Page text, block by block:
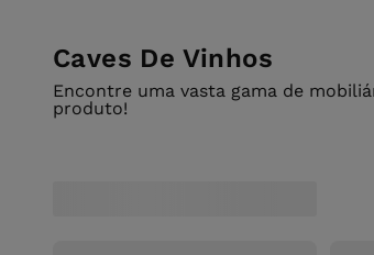
Caves De Vinhos
Encontre uma vasta gama de
produto!